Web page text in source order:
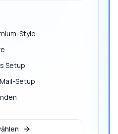
Style
Setup
Setup